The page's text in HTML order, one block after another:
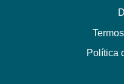
Política